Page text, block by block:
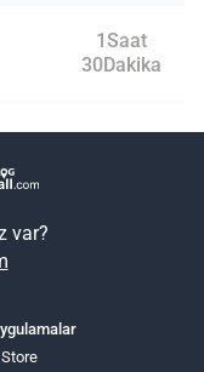
1Saat
30Dakika
var?